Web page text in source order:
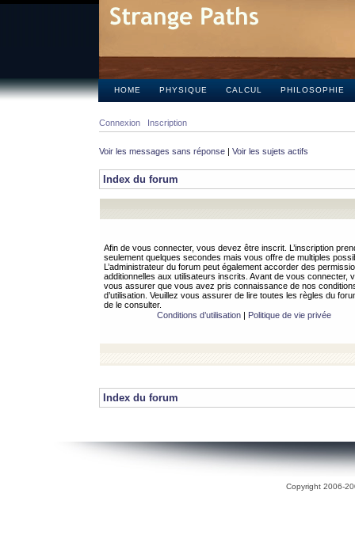
HOME PHYSIQUE CALCUL PHILOSOPHIE
Connexion Inscription
Voir les messages sans réponse | Voir les sujets actifs
Index du forum
Afin de vous connecter, vous devez être inscrit. L’inscription
seulement quelques secondes mais vous offre de multiples
L’administrateur du forum peut également accorder des
additionnelles aux utilisateurs inscrits. Avant de vous connecter,
vous assurer que vous avez pris connaissance de nos
d’utilisation. Veuillez vous assurer de lire toutes les règles du
de le consulter.
Conditions d’utilisation| Politique de vie privée
Index du forum
Copyright 2006-